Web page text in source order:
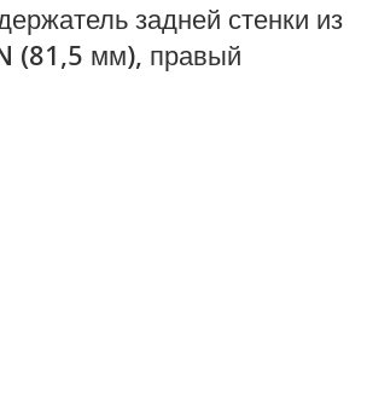
задней стенки из
(81,5 мм), правый